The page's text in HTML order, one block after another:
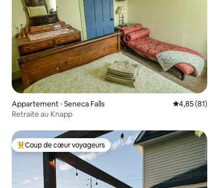
Appartement ⋅ Seneca Falls Évaluation
4,85 (81)
Retraite au Knapp
Coups de cœur voyageurs les plus appréciés
Coup de cœur voyageurs